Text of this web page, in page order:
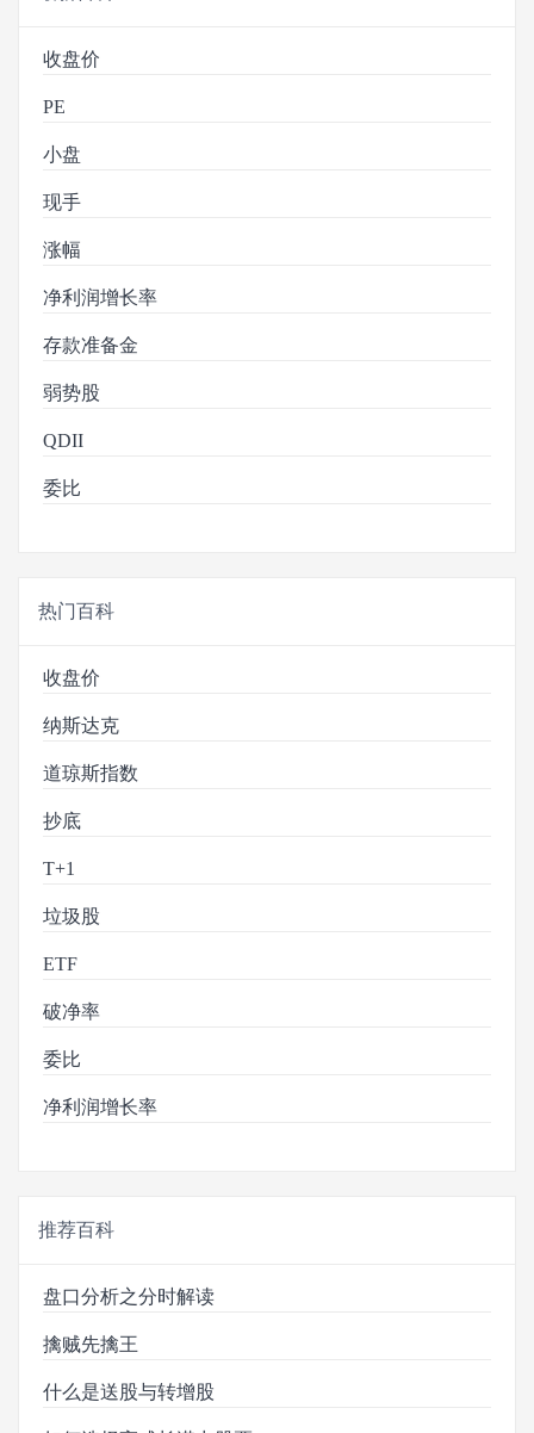
收盘价
PE
小盘
现手
涨幅
净利润增长率
存款准备金
弱势股
QDII
委比
热门百科
收盘价
纳斯达克
道琼斯指数
抄底
T+1
垃圾股
ETF
破净率
委比
净利润增长率
推荐百科
盘口分析之分时解读
擒贼先擒王
什么是送股与转增股